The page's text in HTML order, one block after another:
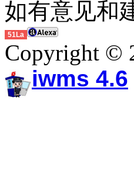
如有意见和
51La
Copyright ©
iwms 4.6